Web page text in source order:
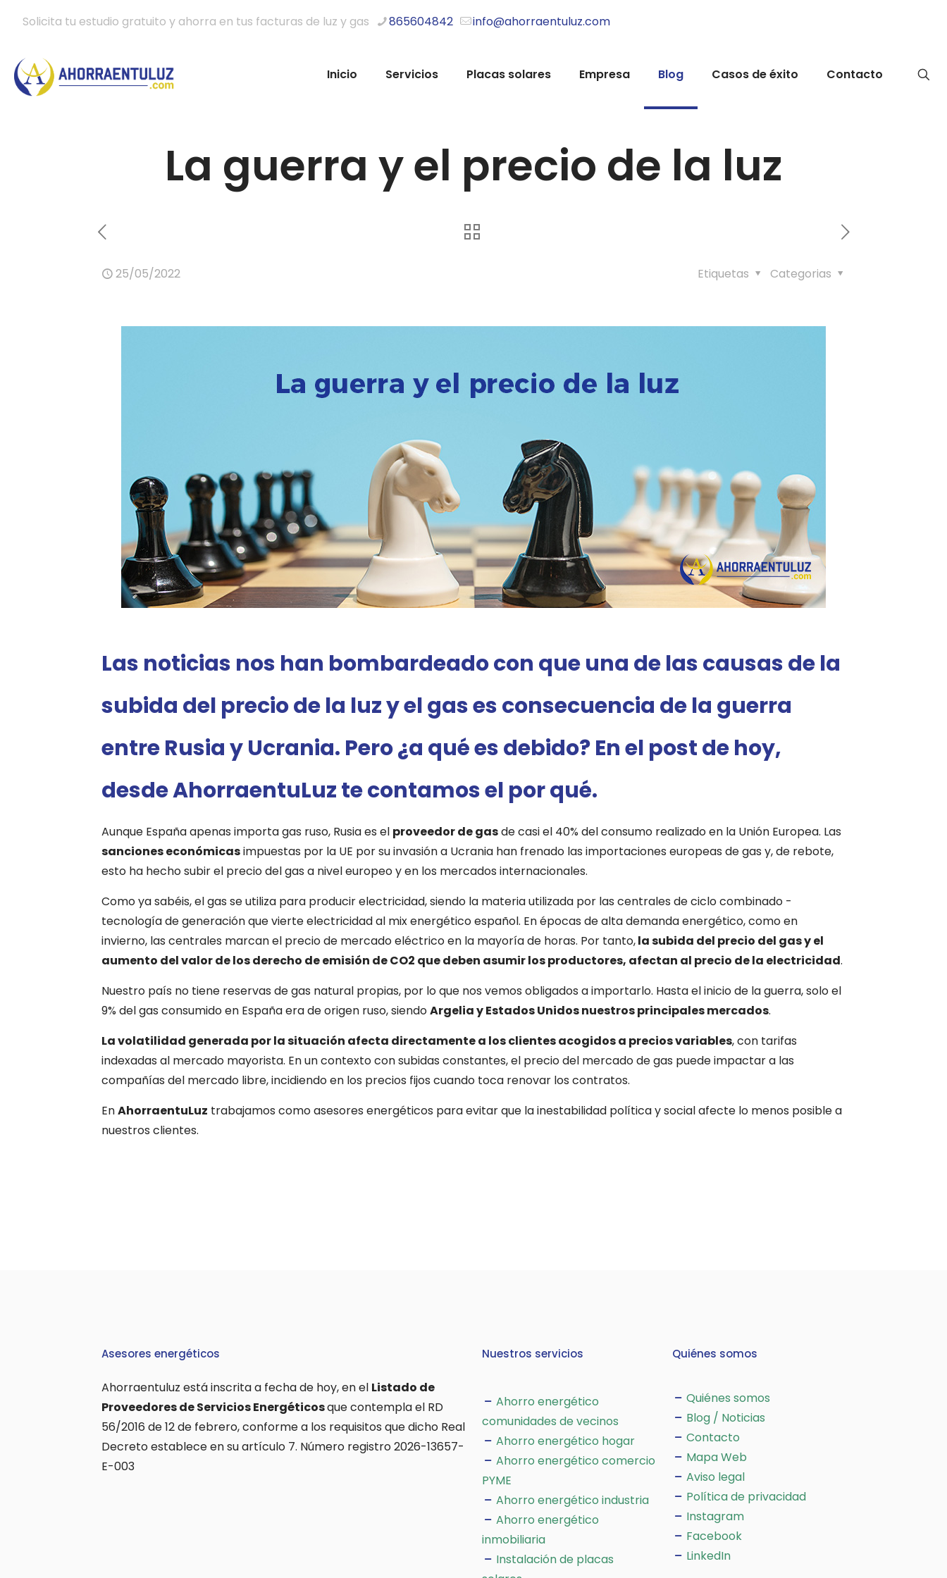
Solicita tu estudio gratuito y ahorra en tus facturas de luz y gas 865604842 info@ahorraentuluz.com
Inicio Servicios Placas solares Empresa Blog Casos de éxito Contacto
La guerra y el precio de la luz
25/05/2022 Categorias
Etiquetas
Las noticias nos han bombardeado con que una de las causas de la
subida del precio de la luz y el gas es consecuencia de la guerra
entre Rusia y Ucrania. Pero ¿a qué es debido? En el post de hoy,
desde AhorraentuLuz te contamos el por qué.
Aunque España apenas importa gas ruso, Rusia es el proveedor de gasde casi el 40% del consumo realizado en la Unión Europea. Las
sanciones económicasimpuestas por la UE por su invasión a Ucrania han frenado las importaciones europeas de gas y, de rebote,
esto ha hecho subir el precio del gas a nivel europeo y en los mercados internacionales.
Como ya sabéis, el gas se utiliza para producir electricidad, siendo la materia utilizada por las centrales de ciclo combinado -
tecnología de generación que vierte electricidad al mix energético español. En épocas de alta demanda energético, como en
invierno, las centrales marcan el precio de mercado eléctrico en la mayoría de horas. Por tanto,la subida del precio del gas y el
aumento del valor de los derecho de emisión de CO2 que deben asumir los productores, afectan al precio de la electricidad.
Nuestro país no tiene reservas de gas natural propias, por lo que nos vemos obligados a importarlo. Hasta el inicio de la guerra, solo el
9% del gas consumido en España era de origen ruso, siendoArgelia y Estados Unidos nuestros principales mercados.
La volatilidad generada por la situación afecta directamente a los clientes acogidos a precios variables, con tarifas
indexadas al mercado mayorista. En un contexto con subidas constantes, el precio del mercado de gas puede impactar a las
compañías del mercado libre, incidiendo en los precios fijos cuando toca renovar los contratos.
EnAhorraentuLuz trabajamos como asesores energéticos para evitar que la inestabilidad política y social afecte lo menos posible a
nuestros clientes.
Asesores energéticos
Ahorraentuluz está inscrita a fecha de hoy, en el Listado de
Proveedores de Servicios Energéticosque contempla el RD
56/2016 de 12 de febrero, conforme a los requisitos que dicho Real
Decreto establece en su artículo 7. Número registro 2026-13657-
E-003
Nuestros servicios
Ahorro energético
comunidades de vecinos
Ahorro energético hogar
Ahorro energético comercio
PYME
Ahorro energético industria
Ahorro energético
inmobiliaria
Instalación de placas
Quiénes somos
Quiénes somos
Blog / Noticias
Contacto
Mapa Web
Aviso legal
Política de privacidad
Instagram
Facebook
LinkedIn